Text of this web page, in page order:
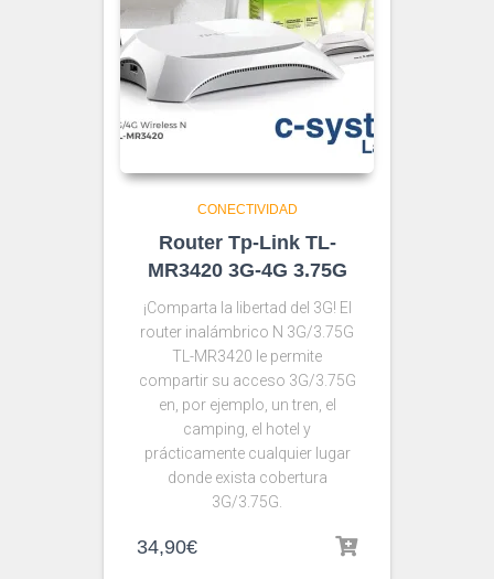
CONECTIVIDAD
Router Tp-Link TL-
MR3420 3G-4G 3.75G
¡Comparta la libertad del 3G! El
router inalámbrico N 3G/3.75G
TL-MR3420 le permite
compartir su acceso 3G/3.75G
en, por ejemplo, un tren, el
camping, el hotel y
prácticamente cualquier lugar
donde exista cobertura
3G/3.75G.
34,90€